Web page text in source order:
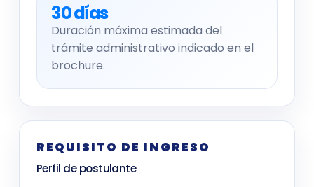
30 días
Duración máxima estimada del
trámite administrativo indicado en el
brochure.
REQUISITO DE INGRESO
Perfil de postulante